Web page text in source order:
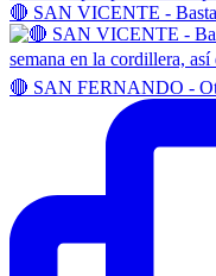
🔴 SAN VICENTE -
🔴 SAN FERNANDO -